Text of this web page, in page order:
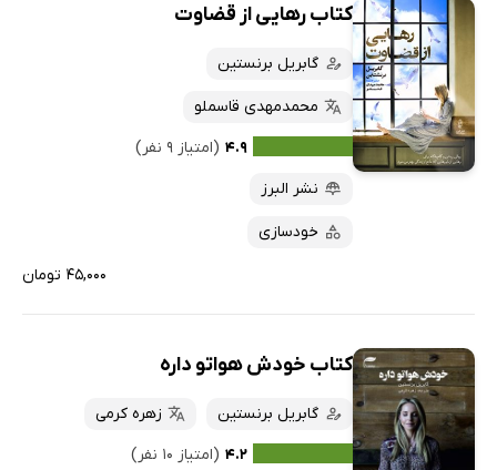
کتاب رهایی از قضاوت
گابریل برنستین
محمدمهدی قاسملو
۴.۹ (امتیاز ۹ نفر)
نشر البرز
خودسازی
۴۵,۰۰۰ تومان
کتاب خودش هواتو داره
گابریل برنستین
زهره کرمی
۴.۲ (امتیاز ۱۰ نفر)